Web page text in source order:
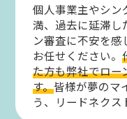
個人事業主やシン
満、過去に延滞し
ン審査に不安を
お任せください。
た方も弊社でロー
す。皆様が夢のマ
う、リードネクス